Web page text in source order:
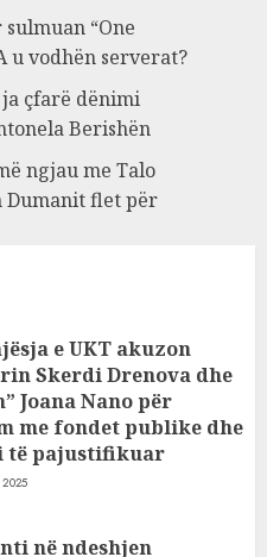
“One
u vodhën serverat?
çfarë dënimi
Berishën
ngjau me Talo
Dumanit flet për
e UKT akuzon
Skerdi Drenova dhe
Joana Nano për
me fondet publike dhe
të pajustifikuar
2025
në ndeshjen